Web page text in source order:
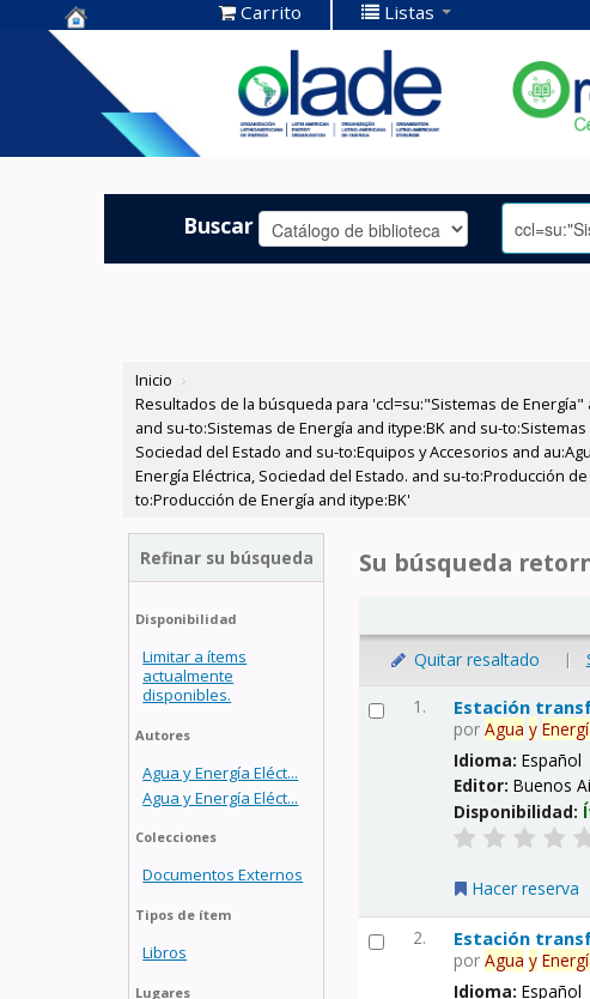
Centro de
Documentación
OLADE -
Carrito Listas
Buscar
Inicio ›
Resultados de la búsqueda para 'ccl=su:"Sistemas de Energía"
and su-to:Sistemas de Energía and itype:BK and su-
Sociedad del Estado and su-to:Equipos y Accesorios and
Energía Eléctrica, Sociedad del Estado. and su-to:Producción
to:Producción de Energía and itype:BK'
Refinar su búsqueda
Disponibilidad
Limitar a ítems
actualmente
disponibles.
Autores
Agua y Energía Eléct...
Agua y Energía Eléct...
Colecciones
Documentos Externos
Tipos de ítem
Libros
Lugares
Su búsqueda
Quitar resaltado |
1. Estación
porAgua y
Idioma:Español
Editor:Buenos
Disponibilidad:
Hacer reserva
2. Estación
porAgua y
Idioma:Español